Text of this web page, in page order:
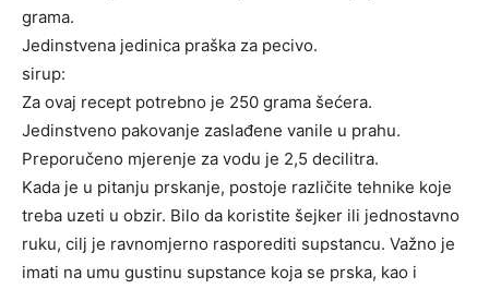
grama.
Jedinstvena jedinica praška za pecivo.
sirup:
Za ovaj recept potrebno je 250 grama šećera.
Jedinstveno pakovanje zaslađene vanile u prahu.
Preporučeno mjerenje za vodu je 2,5 decilitra.
Kada je u pitanju prskanje, postoje različite tehnike koje
treba uzeti u obzir. Bilo da koristite šejker ili jednostavno
ruku, cilj je ravnomjerno rasporediti supstancu. Važno je
imati na umu gustinu supstance koja se prska, kao i